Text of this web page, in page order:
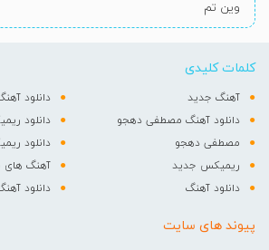
وین تم
کلمات کلیدی
آهنگ جدید
دانلود
دانلود آهنگ مصطفی دهجو
دانلود
مصطفی دهجو
دانلود
ریمیکس جدید
آهنگ
دانلود آهنگ
دانلود
پیوند های سایت